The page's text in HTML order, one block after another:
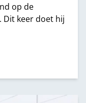
op de
Dit keer doet hij